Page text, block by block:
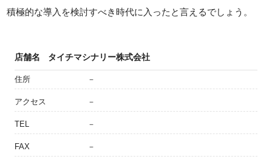
積極的な導入を検討すべき時代に入ったと言えるでしょう。
店舗名 タイチマシナリー株式会社
住所 －
アクセス －
TEL －
FAX －